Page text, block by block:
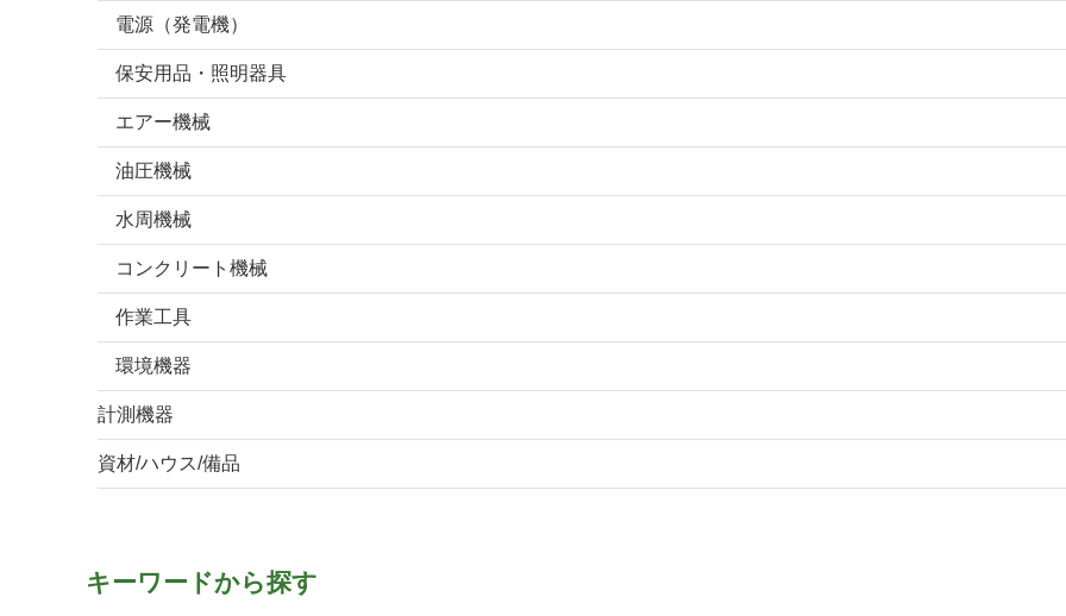
電源（発電機）
保安用品・照明器具
エアー機械
油圧機械
水周機械
コンクリート機械
作業工具
環境機器
計測機器
資材/ハウス/備品
キーワードから探す